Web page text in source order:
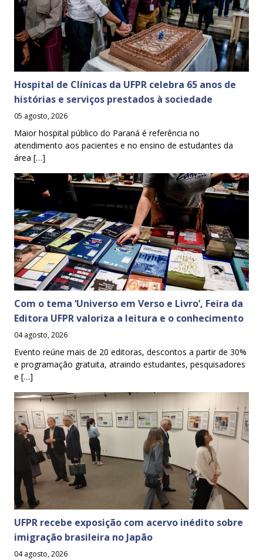
Hospital de Clínicas da UFPR celebra 65 anos de
histórias e serviços prestados à sociedade
05 agosto, 2026
Maior hospital público do Paraná é referência no
atendimento aos pacientes e no ensino de estudantes da
área […]
Com o tema ‘Universo em Verso e Livro’, Feira da
Editora UFPR valoriza a leitura e o conhecimento
04 agosto, 2026
Evento reúne mais de 20 editoras, descontos a partir de 30%
e programação gratuita, atraindo estudantes, pesquisadores
e […]
UFPR recebe exposição com acervo inédito sobre
imigração brasileira no Japão
04 agosto, 2026